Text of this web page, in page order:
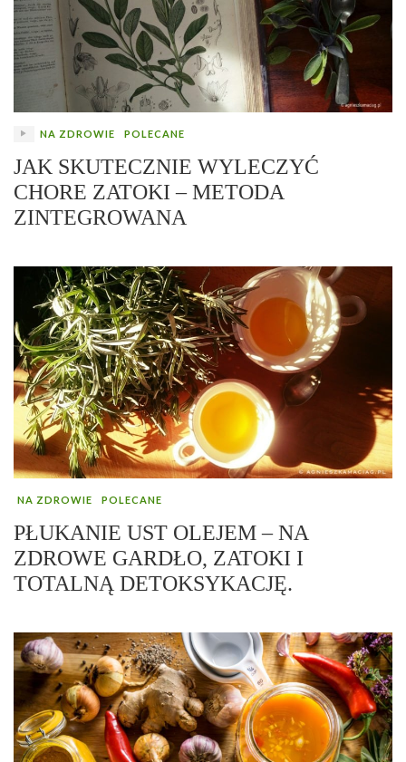
NA ZDROWIE POLECANE
JAK SKUTECZNIE WYLECZYĆ
CHORE ZATOKI – METODA
ZINTEGROWANA
NA ZDROWIE POLECANE
PŁUKANIE UST OLEJEM – NA
ZDROWE GARDŁO, ZATOKI I
TOTALNĄ DETOKSYKACJĘ.